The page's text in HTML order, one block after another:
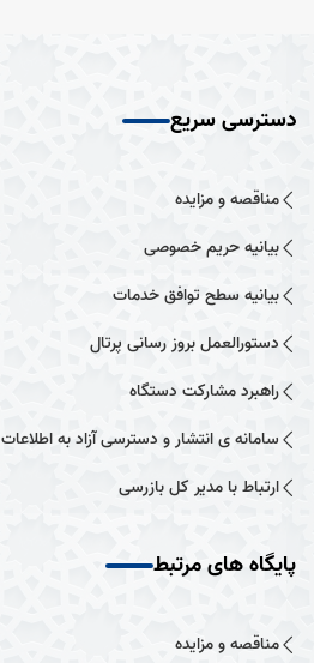
دسترسی سریع
مناقصه و مزایده
بیانیه حریم خصوصی
بیانیه سطح توافق خدمات
دستورالعمل بروز رسانی پرتال
راهبرد مشارکت دستگاه
سامانه ی انتشار و دسترسی آزاد به اطلاعات
ارتباط با مدیر کل بازرسی
پایگاه های مرتبط
مناقصه و مزایده